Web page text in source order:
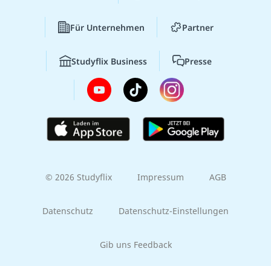
Für Unternehmen Partner
Studyflix Business Presse
© 2026 Studyflix Impressum AGB
Datenschutz Datenschutz-Einstellungen
Gib uns Feedback